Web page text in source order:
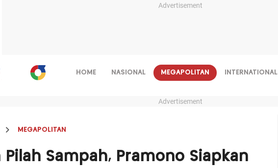
Advertisement
HOME NASIONAL MEGAPOLITAN INTERNATIONAL
Advertisement
MEGAPOLITAN
Pilah Sampah, Pramono Siapkan